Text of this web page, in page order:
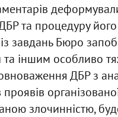
ДБР та процедуру
завдань Бюро
та іншим особливо
ДБР з
злочинністю,